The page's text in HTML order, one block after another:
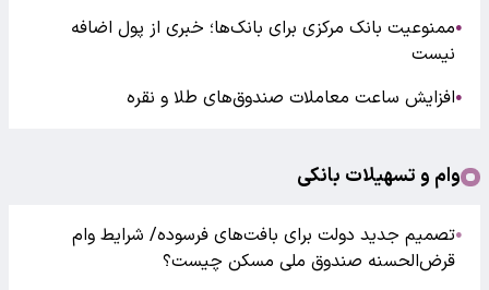
●ممنوعیت بانک مرکزی برای بانک‌ها؛ خبری از پول اضافه
نیست
●افزایش ساعت معاملات صندوق‌های طلا و نقره
وام و تسهیلات بانکی
●تصمیم جدید دولت برای بافت‌های فرسوده/ شرایط وام
قرض‌الحسنه صندوق ملی مسکن چیست؟